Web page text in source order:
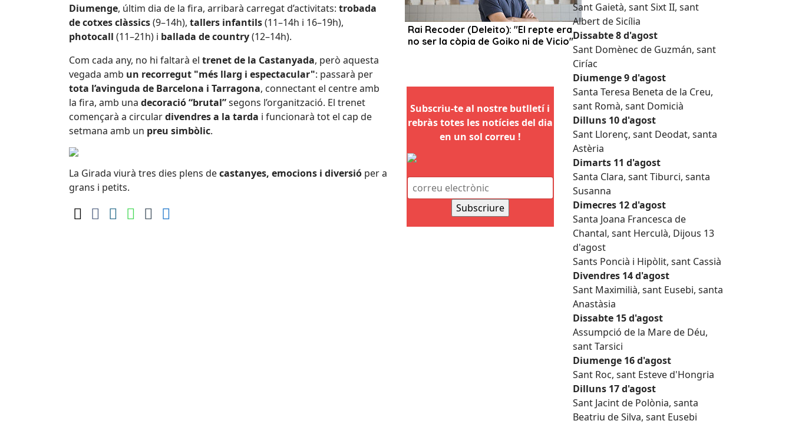
Diumenge, últim dia de la fira, arribarà carregat d’activitats: trobada
de cotxes clàssics(9–14h), tallers infantils(11–14h i 16–19h),
photocall (11–21h) i ballada de country(12–14h).
Com cada any, no hi faltarà el trenet de la Castanyada, però aquesta
vegada amb un recorregut "més llarg i espectacular": passarà per
tota l’avinguda de Barcelona i Tarragona, connectant el centre amb
la fira, amb una decoració “brutal”segons l’organització. El trenet
començarà a circulardivendres a la tarda i funcionarà tot el cap de
setmana amb un preu simbòlic.
La Girada viurà tres dies plens decastanyes, emocions i diversió per a
grans i petits.
Subscriu-te al nostre butlletí i
rebràs totes les notícies del dia
en un sol correu !
Sant Gaietà, sant Sixt II, sant
Albert de Sicília
Dissabte 8 d'agost
Sant Domènec de Guzmán, sant
Ciríac
Diumenge 9 d'agost
Santa Teresa Beneta de la Creu,
sant Romà, sant Domicià
Dilluns 10 d'agost
Sant Llorenç, sant Deodat, santa
Astèria
Dimarts 11 d'agost
Santa Clara, sant Tiburci, santa
Susanna
Dimecres 12 d'agost
Santa Joana Francesca de
Chantal, sant Herculà, Dijous 13
d'agost
Sants Poncià i Hipòlit, sant Cassià
Divendres 14 d'agost
Sant Maximilià, sant Eusebi, santa
Anastàsia
Dissabte 15 d'agost
Assumpció de la Mare de Déu,
sant Tarsici
Diumenge 16 d'agost
Sant Roc, sant Esteve d'Hongria
Dilluns 17 d'agost
Sant Jacint de Polònia, santa
Beatriu de Silva, sant Eusebi